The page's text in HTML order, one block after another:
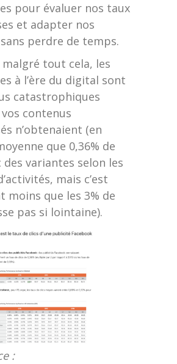
pour évaluer nos taux
et adapter nos
perdre de temps.
tout cela, les
à l’ère du digital sont
catastrophiques
vos contenus
n’obtenaient (en
que 0,36% de
des variantes selon les
mais c’est
moins que les 3% de
pas si lointaine).
: